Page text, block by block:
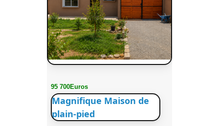
95 700Euros
Magnifique Maison de
plain-pied